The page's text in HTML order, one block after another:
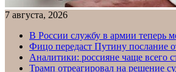
7 августа, 2026
В России службу в армии теперь
Фицо передаст Путину послание
Аналитики: россияне чаще всего
Трамп отреагировал на решение